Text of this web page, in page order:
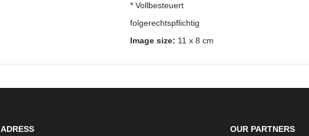
* Vollbesteuert
folgerechtspflichtig
Image size: 11 x 8 cm
ADRESS
OUR PARTNERS